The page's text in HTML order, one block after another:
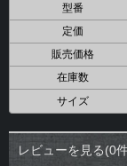
型番
定価
販売価格
在庫数
サイズ
レビューを見る(0